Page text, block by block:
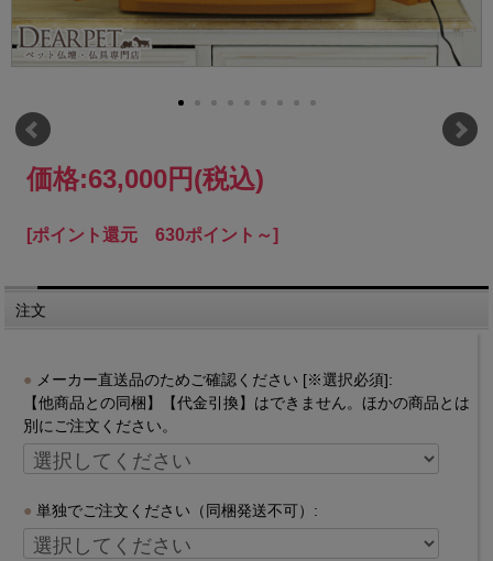
価格:63,000円(税込)
[ポイント還元 630ポイント～]
注文
メーカー直送品のためご確認ください [※選択必須]:
【他商品との同梱】【代金引換】はできません。ほかの商品とは
別にご注文ください。
単独でご注文ください（同梱発送不可）: